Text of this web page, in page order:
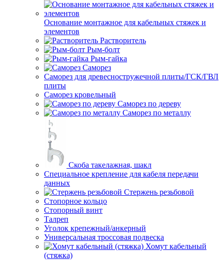
Основание монтажное для кабельных стяжек и
элементов
Растворитель
Рым-болт
Рым-гайка
Саморез
Саморез для древесностружечной плиты/ГСК/ГВЛ
плиты
Саморез кровельный
Саморез по дереву
Саморез по металлу
Скоба такелажная, шакл
Специальное крепление для кабеля передачи
данных
Стержень резьбовой
Стопорное кольцо
Стопорный винт
Талреп
Уголок крепежный/анкерный
Универсальная троссовая подвеска
Хомут кабельный
(стяжка)